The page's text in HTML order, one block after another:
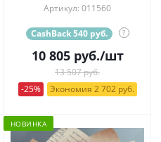
Артикул: 011560
CashBack 540 руб. ?
10 805руб./шт
13 507 руб.
-25%
Экономия 2 702 руб.
НОВИНКА